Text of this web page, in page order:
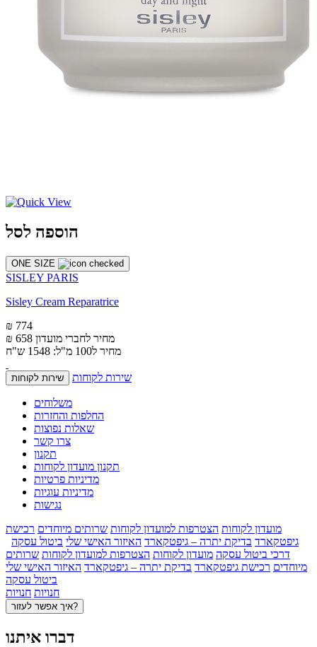
הוספה לסל
ONE SIZE
SISLEY PARIS
Sisley Cream Reparatrice
₪ 774
₪ 658 מחיר לחברי מועדון
מחיר ל100 מ"ל: 1548 ש"ח
שירות לקוחות שירות לקוחות
משלוחים
החלפות והחזרות
שאלות נפוצות
צרו קשר
תקנון
תקנון מועדון לקוחות
מדיניות פרטיות
מדיניות עוגיות
נגישות
מועדון לקוחות הצטרפות למועדון לקוחות שרותים מיוחדים רכישת
גיפטקארד בדיקת יתרה – גיפטקארד האיזור האישי שלי ביטול עסקה
דרכי ביטול עסקה מועדון לקוחות הצטרפות למועדון לקוחות שרותים
מיוחדים רכישת גיפטקארד בדיקת יתרה – גיפטקארד האיזור האישי שלי
ביטול עסקה
חנויות חנויות
איך אפשר לעזור?
דברו איתנו